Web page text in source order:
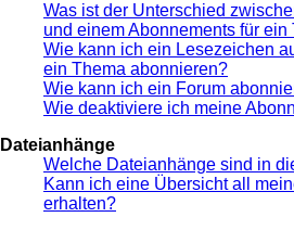
Was ist der Unterschied
und einem Abonnements für
Wie kann ich ein Lesezeichen
ein Thema abonnieren?
Wie kann ich ein Forum
Wie deaktiviere ich meine
Dateianhänge
Welche Dateianhänge sind in
Kann ich eine Übersicht all
erhalten?